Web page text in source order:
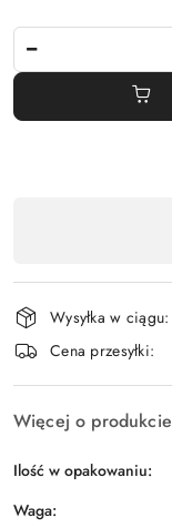
płatność
i
dostawa
Wysyłka w ciągu:
Cena przesyłki:
Więcej o produkcie
Ilość w opakowaniu:
Waga: